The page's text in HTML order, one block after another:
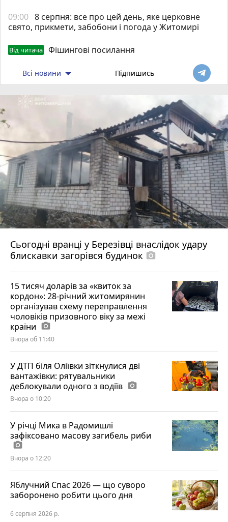
09:00 8 серпня: все про цей день, яке церковне
свято, прикмети, забобони і погода у Житомирі
Від читача Фішингові посилання
Всі новини Підпишись
Сьогодні вранці у Березівці внаслідок удару
блискавки загорівся будинок photo_camera
15 тисяч доларів за «квиток за
кордон»: 28-річний житомирянин
організував схему переправлення
чоловіків призовного віку за межі
країни photo_camera
Вчора об 11:40
У ДТП біля Оліївки зіткнулися дві
вантажівки: рятувальники
деблокували одного з водіїв photo_camera
Вчора о 10:20
У річці Мика в Радомишлі
зафіксовано масову загибель риби
photo_camera
Вчора о 12:20
Яблучний Спас 2026 — що суворо
заборонено робити цього дня
6 серпня 2026 р.